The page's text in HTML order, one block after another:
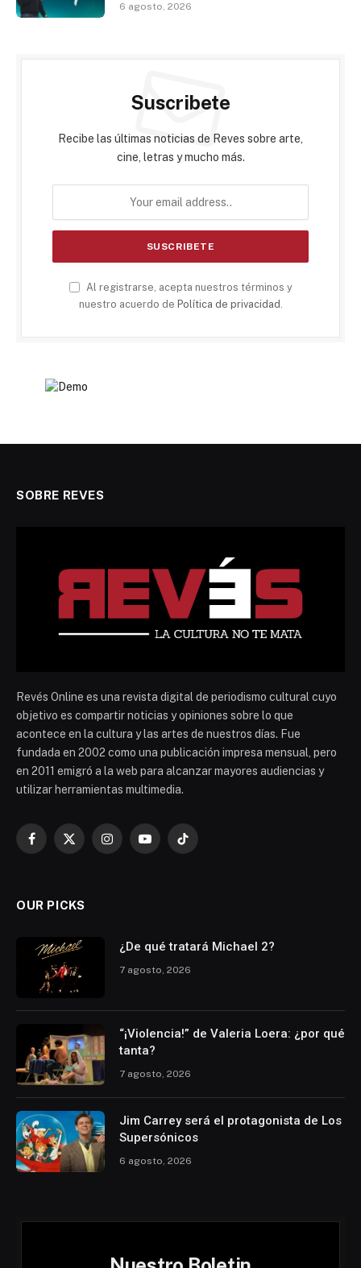
6 agosto, 2026
Suscribete
Recibe las últimas noticias de Reves sobre arte,
cine, letras y mucho más.
Al registrarse, acepta nuestros términos y
nuestro acuerdo de Política de privacidad .
SOBRE REVES
Revés Online es una revista digital de periodismo cultural cuyo
objetivo es compartir noticias y opiniones sobre lo que
acontece en la cultura y las artes de nuestros días. Fue
fundada en 2002 como una publicación impresa mensual, pero
en 2011 emigró a la web para alcanzar mayores audiencias y
utilizar herramientas multimedia.
Facebook
X
InstagramYouTubeTikTok
OUR PICKS
¿De qué tratará Michael 2?
7 agosto, 2026
“¡Violencia!” de Valeria Loera: ¿por qué
tanta?
7 agosto, 2026
Jim Carrey será el protagonista de Los
Supersónicos
6 agosto, 2026